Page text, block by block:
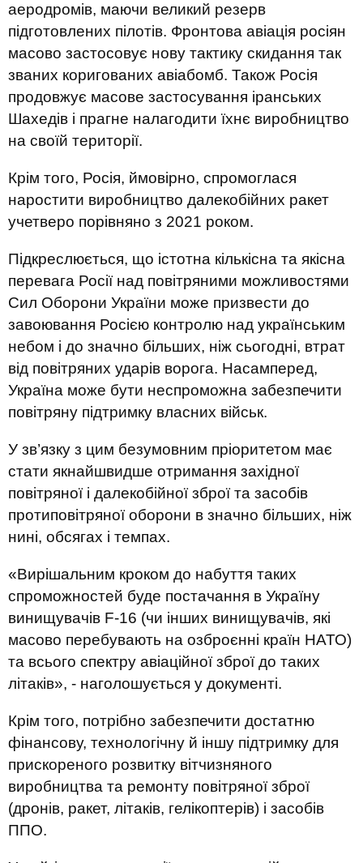
аеродромів, маючи великий резерв
підготовлених пілотів. Фронтова авіація росіян
масово застосовує нову тактику скидання так
званих коригованих авіабомб. Також Росія
продовжує масове застосування іранських
Шахедів і прагне налагодити їхнє виробництво
на своїй території.
Крім того, Росія, ймовірно, спромоглася
наростити виробництво далекобійних ракет
учетверо порівняно з 2021 роком.
Підкреслюється, що істотна кількісна та якісна
перевага Росії над повітряними можливостями
Сил Оборони України може призвести до
завоювання Росією контролю над українським
небом і до значно більших, ніж сьогодні, втрат
від повітряних ударів ворога. Насамперед,
Україна може бути неспроможна забезпечити
повітряну підтримку власних військ.
У зв’язку з цим безумовним пріоритетом має
стати якнайшвидше отримання західної
повітряної і далекобійної зброї та засобів
протиповітряної оборони в значно більших, ніж
нині, обсягах і темпах.
«Вирішальним кроком до набуття таких
спроможностей буде постачання в Україну
винищувачів F-16 (чи інших винищувачів, які
масово перебувають на озброєнні країн НАТО)
та всього спектру авіаційної зброї до таких
літаків», - наголошується у документі.
Крім того, потрібно забезпечити достатню
фінансову, технологічну й іншу підтримку для
прискореного розвитку вітчизняного
виробництва та ремонту повітряної зброї
(дронів, ракет, літаків, гелікоптерів) і засобів
ППО.